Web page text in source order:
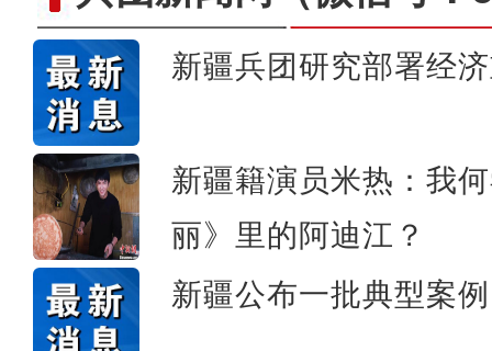
新疆兵团研究部署经
新疆籍演员米热：我
丽》里的阿迪江？
新疆公布一批典型案例